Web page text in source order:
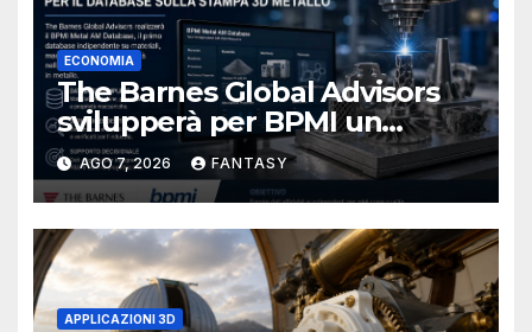
ECONOMIA
The Barnes Global Advisors
svilupperà per BPMI un
database per la stampa 3D
metallica destinata alla filiera
navale statunitense
AGO 7, 2026 FANTASY
APPLICAZIONI 3D